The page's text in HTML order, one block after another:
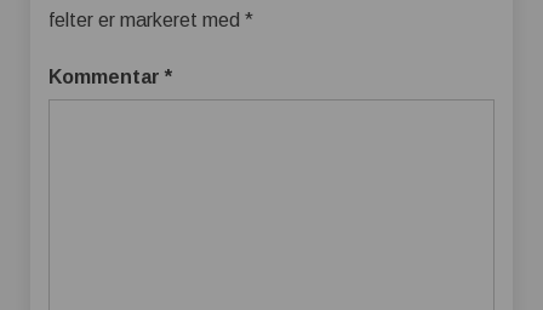
felter er markeret med *
Kommentar *